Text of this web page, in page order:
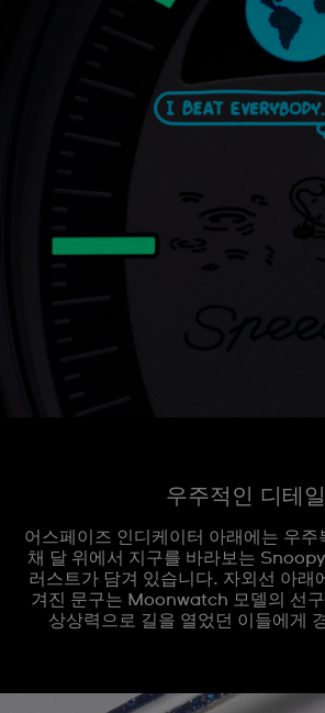
우주적인 디테일
어스페이즈 인디케이터 아래에는 우주
채 달 위에서 지구를 바라보는
러스트가 담겨 있습니다. 자외선 아래
겨진 문구는 Moonwatch 모델의 선
상상력으로 길을 열었던 이들에게